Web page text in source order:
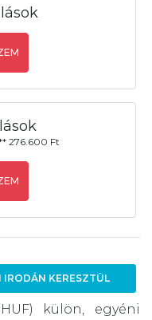
276.600 Ft
IRODÁN KERESZTÜL
külön, egyéni